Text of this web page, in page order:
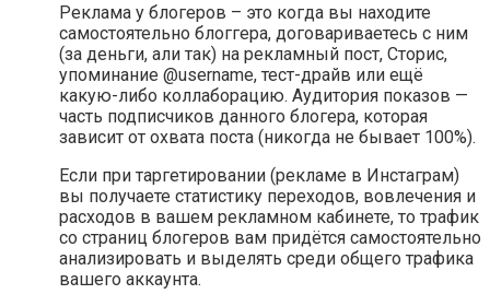
Реклама у блогеров – это когда вы находите
самостоятельно блоггера, договариваетесь с ним
(за деньги, али так) на рекламный пост, Сторис,
упоминание @username, тест-драйв или ещё
какую-либо коллаборацию. Аудитория показов —
часть подписчиков данного блогера, которая
зависит от охвата поста (никогда не бывает 100%).
Если при таргетировании (рекламе в Инстаграм)
вы получаете статистику переходов, вовлечения и
расходов в вашем рекламном кабинете, то трафик
со страниц блогеров вам придётся самостоятельно
анализировать и выделять среди общего трафика
вашего аккаунта.